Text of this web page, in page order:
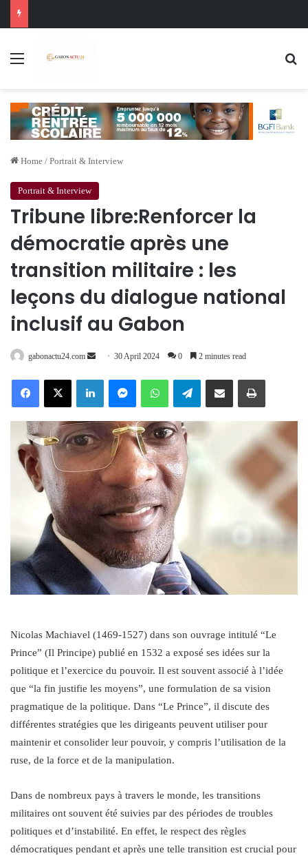
Menu
Home / Portrait & Interview
Portrait & Interview
Tribune libre:Renforcer la
démocratie après une
transition militaire : les
leçons du dialogue national
inclusif au Gabon
gabonactu24.com
Send 30 April 2024 0 2 minutes read
FacebookX LinkedInMessengerWhatsAppTelegramShare via Email Print
Nicolas Machiavel (1469-1527) dans son ouvrage intitulé “Le
Prince” (Il Principe) publié en 1532 a exposé ses idées sur la
politique et l’exercice du pouvoir. Il est souvent associé à l’idée
que “la fin justifie les moyens”, une formulation de sa vision
pragmatique de la politique. Dans “Le Prince”, il discute des
différentes stratégies que les dirigeants peuvent utiliser pour
maintenir et consolider leur pouvoir, y compris l’utilisation de la
ruse, de la force et de la manipulation.
Dans de nombreux pays à travers le monde, les transitions
militaires ont souvent été suivies par des périodes de troubles
politiques et d’instabilité. En effet, le respect des règles
démocratiques pendant et après une telle transition est crucial pour